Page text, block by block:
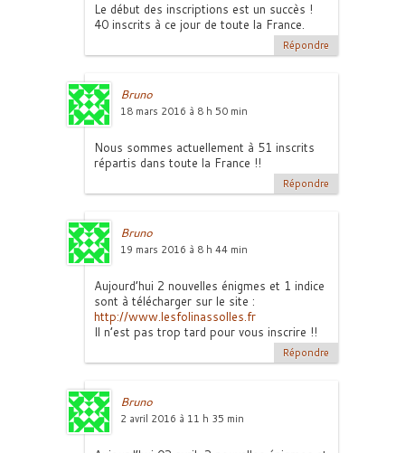
Le début des inscriptions est un succès !
40 inscrits à ce jour de toute la France.
Répondre
Bruno
18 mars 2016 à 8 h 50 min
Nous sommes actuellement à 51 inscrits
répartis dans toute la France !!
Répondre
Bruno
19 mars 2016 à 8 h 44 min
Aujourd’hui 2 nouvelles énigmes et 1 indice
sont à télécharger sur le site :
http://www.lesfolinassolles.fr
Il n’est pas trop tard pour vous inscrire !!
Répondre
Bruno
2 avril 2016 à 11 h 35 min